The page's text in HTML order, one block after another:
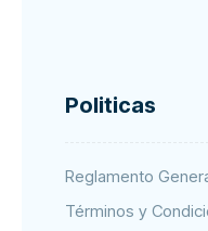
Politicas
Reglamento
Términos y